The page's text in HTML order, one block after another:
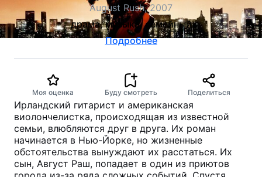
August Rush, 2007
драма, музыка, семейный
Подробнее
Моя оценка Буду смотреть Поделиться
Ирландский гитарист и американская
виолончелистка, происходящая из известной
семьи, влюбляются друг в друга. Их роман
начинается в Нью-Йорке, но жизненные
обстоятельства вынуждают их расстаться. Их
сын, Август Раш, попадает в один из приютов